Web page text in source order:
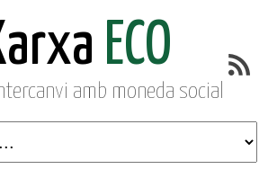
ECO
amb moneda social